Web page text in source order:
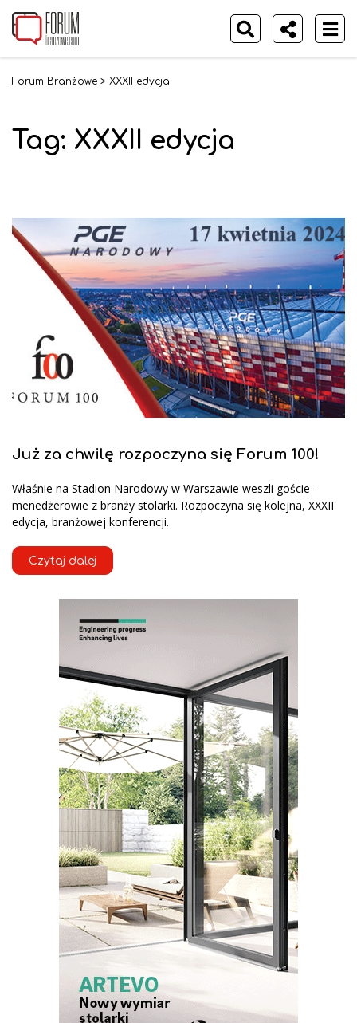
Forum Branżowe > XXXII edycja
Tag: XXXII edycja
Już za chwilę rozpoczyna się Forum 100!
Właśnie na Stadion Narodowy w Warszawie weszli goście –
menedżerowie z branży stolarki. Rozpoczyna się kolejna, XXXII
edycja, branżowej konferencji.
Czytaj dalej